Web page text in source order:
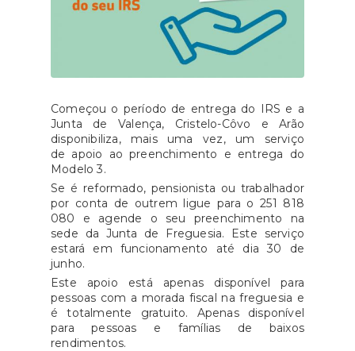
Começou o período de entrega do IRS e a
Junta de Valença, Cristelo-Côvo e Arão
disponibiliza, mais uma vez, um serviço
de apoio ao preenchimento e entrega do
Modelo 3.
Se é reformado, pensionista ou trabalhador
por conta de outrem ligue para o 251 818
080 e agende o seu preenchimento na
sede da Junta de Freguesia. Este serviço
estará em funcionamento até dia 30 de
junho.
Este apoio está apenas disponível para
pessoas com a morada fiscal na freguesia e
é totalmente gratuito. Apenas disponível
para pessoas e famílias de baixos
rendimentos.